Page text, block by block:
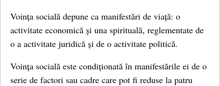
Voința socială depune ca manifestări de viață: o
activitate economică și una spirituală, reglementate de
o a activitate juridică și de o activitate politică.
Voința socială este condiționată în manifestările ei de o
serie de factori sau cadre care pot fi reduse la patru